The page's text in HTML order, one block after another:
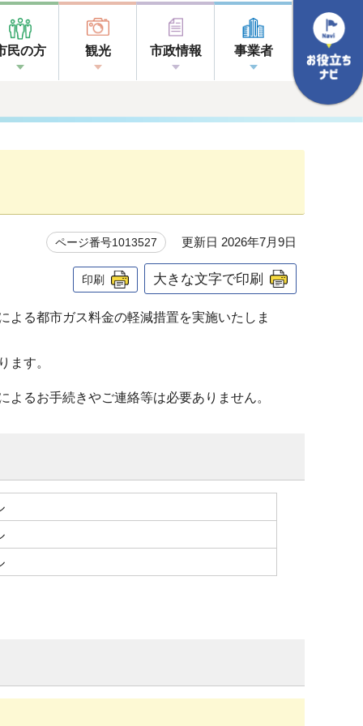
民の方 観光 市政情報 事業者
ページ番号1013527 更新日 2026年7月9日
印刷 大きな文字で印刷
よる都市ガス料金の軽減措置を実施いたしま
ます。
るお手続きやご連絡等は必要ありません。